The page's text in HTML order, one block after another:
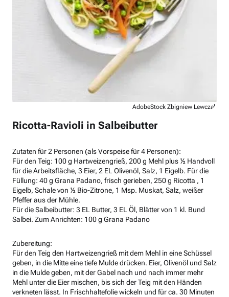
AdobeStock Zbigniew Lewczak
Ricotta-Ravioli in Salbeibutter
Zutaten für 2 Personen (als Vorspeise für 4 Personen):
Für den Teig: 100 g Hartweizengrieß, 200 g Mehl plus ½ Handvoll
für die Arbeitsfläche, 3 Eier, 2 EL Olivenöl, Salz, 1 Eigelb. Für die
Füllung: 40 g Grana Padano, frisch gerieben, 250 g Ricotta , 1
Eigelb, Schale von ½ Bio-Zitrone, 1 Msp. Muskat, Salz, weißer
Pfeffer aus der Mühle.
Für die Salbeibutter: 3 EL Butter, 3 EL Öl, Blätter von 1 kl. Bund
Salbei. Zum Anrichten: 100 g Grana Padano
Zubereitung:
Für den Teig den Hartweizengrieß mit dem Mehl in eine Schüssel
geben, in die Mitte eine tiefe Mulde drücken. Eier, Olivenöl und Salz
in die Mulde geben, mit der Gabel nach und nach immer mehr
Mehl unter die Eier mischen, bis sich der Teig mit den Händen
verkneten lässt. In Frischhaltefolie wickeln und für ca. 30 Minuten